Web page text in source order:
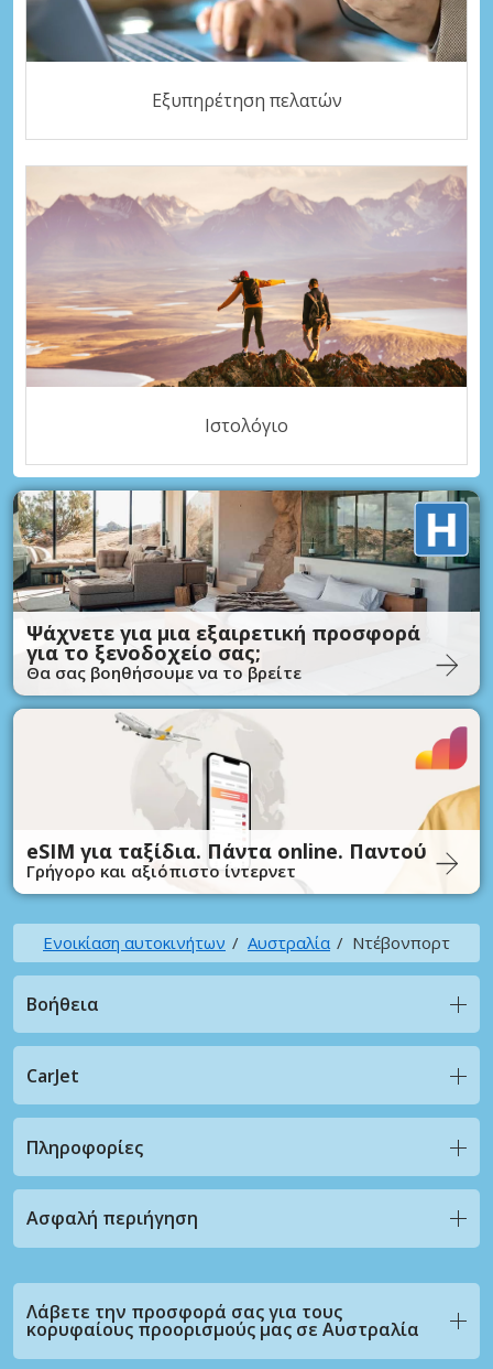
Εξυπηρέτηση πελατών
Ιστολόγιο
Ψάχνετε για μια εξαιρετική προσφορά
για το ξενοδοχείο σας;
Θα σας βοηθήσουμε να το βρείτε
eSIM για ταξίδια. Πάντα online. Παντού
Γρήγορο και αξιόπιστο ίντερνετ
Ενοικίαση αυτοκινήτων Αυστραλία Ντέβονπορτ
Βοήθεια
CarJet
Πληροφορίες
Ασφαλή περιήγηση
Λάβετε την προσφορά σας για τους
κορυφαίους προορισμούς μας σε Αυστραλία